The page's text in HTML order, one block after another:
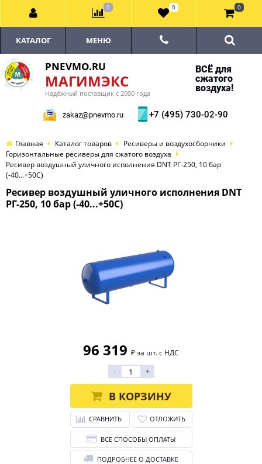
PNEVMO.RU
МАГИМЭКС
Надёжный поставщик с 2000 года
ВСЁ для
сжатого
воздуха!
zakaz@pnevmo.ru +7 (495) 730-02-90
КАТАЛОГ МЕНЮ
Главная Каталог товаров
Ресиверы и воздухосборники
Горизонтальные ресиверы для сжатого воздуха
Ресивер воздушный уличного исполнения DNT РГ-250, 10 бар
(-40...+50С)
Ресивер воздушный уличного исполнения DNT
РГ-250, 10 бар (-40...+50С)
96 319 ₽ за шт. с НДС
-
+
В КОРЗИНУ
СРАВНИТЬ ОТЛОЖИТЬ
ВСЕ СПОСОБЫ ОПЛАТЫ
ПОДРОБНЕЕ О ДОСТАВКЕ
0 0 0